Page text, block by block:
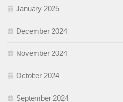
January 2025
December 2024
November 2024
October 2024
September 2024